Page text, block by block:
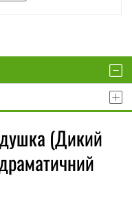
(Дикий